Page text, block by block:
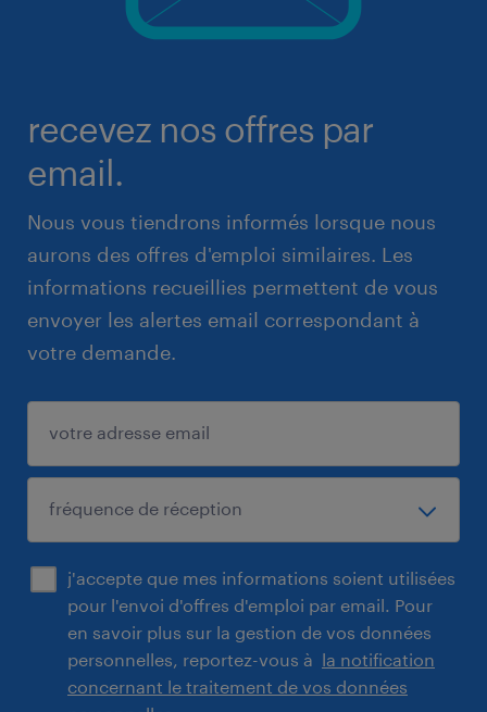
recevez nos offres par
email.
Nous vous tiendrons informés lorsque nous
aurons des offres d'emploi similaires. Les
informations recueillies permettent de vous
envoyer les alertes email correspondant à
votre demande.
j'accepte que mes informations soient utilisées
pour l'envoi d'offres d'emploi par email. Pour
en savoir plus sur la gestion de vos données
personnelles, reportez-vous à la notification
concernant le traitement de vos données